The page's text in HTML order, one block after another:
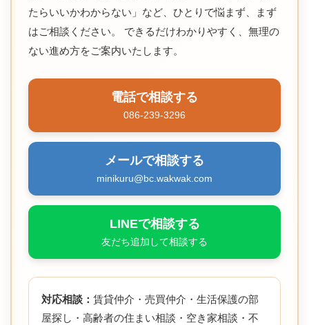
たらいいかわからない」など、ひとりで悩まず、まず
はご相談ください。 できるだけわかりやすく、無理の
ない進め方をご案内いたします。
電話で相談する
086-239-3296
メールで相談する
minikuru@bc.wakwak.com
LINEで相談する
友だち追加して相談する
対応相談： 賃貸仲介・売買仲介・生活保護の部
屋探し・高齢者の住まい相談・空き家相談・不